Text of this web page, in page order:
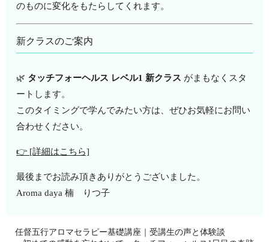
のものに変化をもたらしてくれます。
新クラスのご案内
🌿 タッチフォーヘルス レベル1 新クラス がまもなくスタ
ートします。
このタイミングで学んでみたい方は、ぜひお気軽にお問い
合わせください。
👉 [詳細はこちら]
最後までお読み頂きありがとうございました。
Aroma daya 楠 りつ子
任督五行アロマセラピー基礎講座｜受講生の声と体験談